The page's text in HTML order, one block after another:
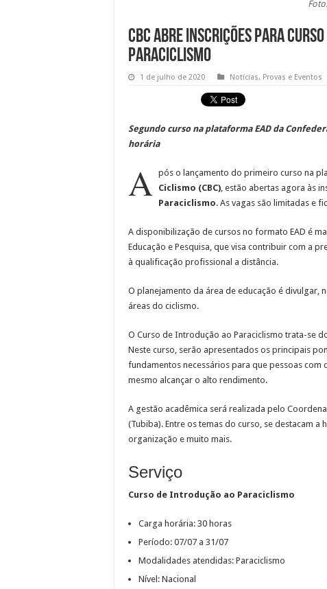
CBC abre inscrições para
Paraciclismo
1 de julho de 2020 Notícias, Provas e Eventos
Segundo curso na plataforma EAD da
horária
A pós o lançamento do primeiro curso na
Ciclismo (CBC) , estão abertas agora às
Paraciclismo. As vagas são limitadas e
A disponibilização de cursos no formato EAD é
Educação e Pesquisa, que visa contribuir com a
à qualificação profissional a distância.
O planejamento da área de educação é divulgar,
áreas do ciclismo.
O Curso de Introdução ao Paraciclismo trata-se
Neste curso, serão apresentados os principais
fundamentos necessários para que pessoas
mesmo alcançar o alto rendimento.
A gestão acadêmica será realizada pelo
(Tubiba). Entre os temas do curso, se destacam
organização e muito mais.
Serviço
Curso de Introdução ao Paraciclismo
Carga horária: 30 horas
Período: 07/07 a 31/07
Modalidades atendidas: Paraciclismo
Nível: Nacional